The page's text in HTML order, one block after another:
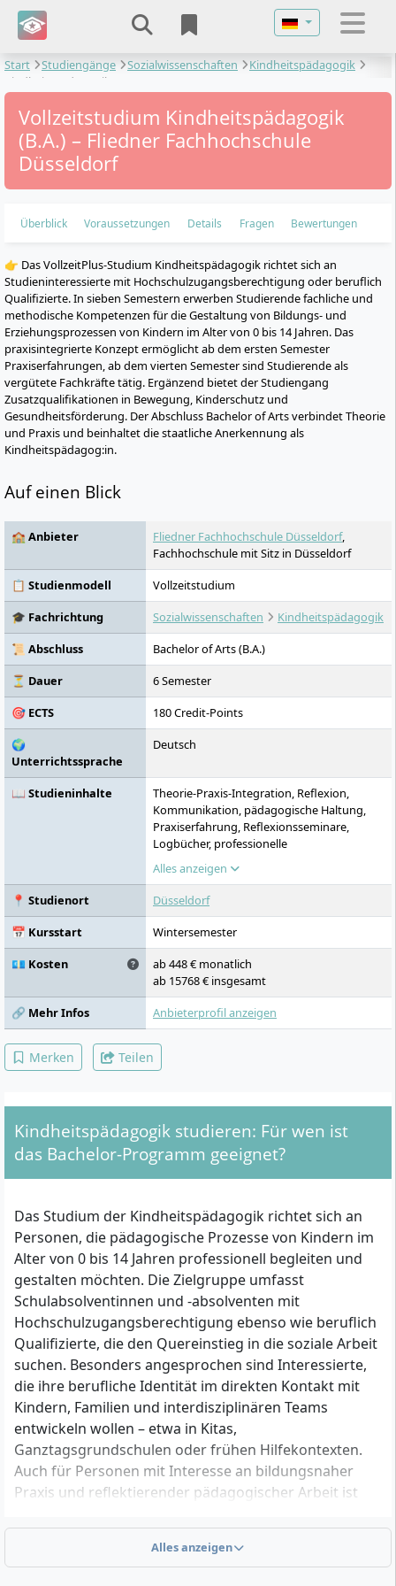
Sprache
Start Studiengänge Sozialwissenschaften
Kindheitspädagogik
Kindheitspädagogik
Vollzeitstudium Kindheitspädagogik
(B.A.) – Fliedner Fachhochschule
Düsseldorf
Überblick Voraussetzungen Details Fragen Bewertungen
👉 Das VollzeitPlus-Studium Kindheitspädagogik richtet sich an
Studieninteressierte mit Hochschulzugangsberechtigung oder beruflich
Qualifizierte. In sieben Semestern erwerben Studierende fachliche und
methodische Kompetenzen für die Gestaltung von Bildungs- und
Erziehungsprozessen von Kindern im Alter von 0 bis 14 Jahren. Das
praxisintegrierte Konzept ermöglicht ab dem ersten Semester
Praxiserfahrungen, ab dem vierten Semester sind Studierende als
vergütete Fachkräfte tätig. Ergänzend bietet der Studiengang
Zusatzqualifikationen in Bewegung, Kinderschutz und
Gesundheitsförderung. Der Abschluss Bachelor of Arts verbindet Theorie
und Praxis und beinhaltet die staatliche Anerkennung als
Kindheitspädagog:in.
Auf einen Blick
🏫 Anbieter Fliedner Fachhochschule Düsseldorf,
Fachhochschule mit Sitz in Düsseldorf
📋 Studienmodell
Vollzeitstudium
🎓 Fachrichtung
Sozialwissenschaften
Kindheitspädagogik
📜 Abschluss
Bachelor of Arts (B.A.)
⏳ Dauer
6 Semester
🎯 ECTS
180 Credit-Points
🌍
Unterrichtssprache
Deutsch
📖 Studieninhalte
Theorie-Praxis-Integration, Reflexion,
Kommunikation, pädagogische Haltung,
Praxiserfahrung, Reflexionsseminare,
Logbücher, professionelle
Selbstverständnis, Ethik, Zusatzqualifikation
Bewegung, Kinderschutz,
Gesundheitsförderung
Alles anzeigen
📍 Studienort
Düsseldorf
📅 Kursstart
Wintersemester
💶 Kosten
ab 448 € monatlich
ab 15768 € insgesamt
🔗 Mehr Infos
Anbieterprofil anzeigen
Merken Teilen
Kindheitspädagogik studieren: Für wen ist
das Bachelor-Programm geeignet?
Das Studium der Kindheitspädagogik richtet sich an
Personen, die pädagogische Prozesse von Kindern im
Alter von 0 bis 14 Jahren professionell begleiten und
gestalten möchten. Die Zielgruppe umfasst
Schulabsolventinnen und -absolventen mit
Hochschulzugangsberechtigung ebenso wie beruflich
Qualifizierte, die den Quereinstieg in die soziale Arbeit
suchen. Besonders angesprochen sind Interessierte,
die ihre berufliche Identität im direkten Kontakt mit
Kindern, Familien und interdisziplinären Teams
entwickeln wollen – etwa in Kitas,
Ganztagsgrundschulen oder frühen Hilfekontexten.
Auch für Personen mit Interesse an bildungsnaher
Praxis und reflektierender pädagogischer Arbeit ist
Alles anzeigen